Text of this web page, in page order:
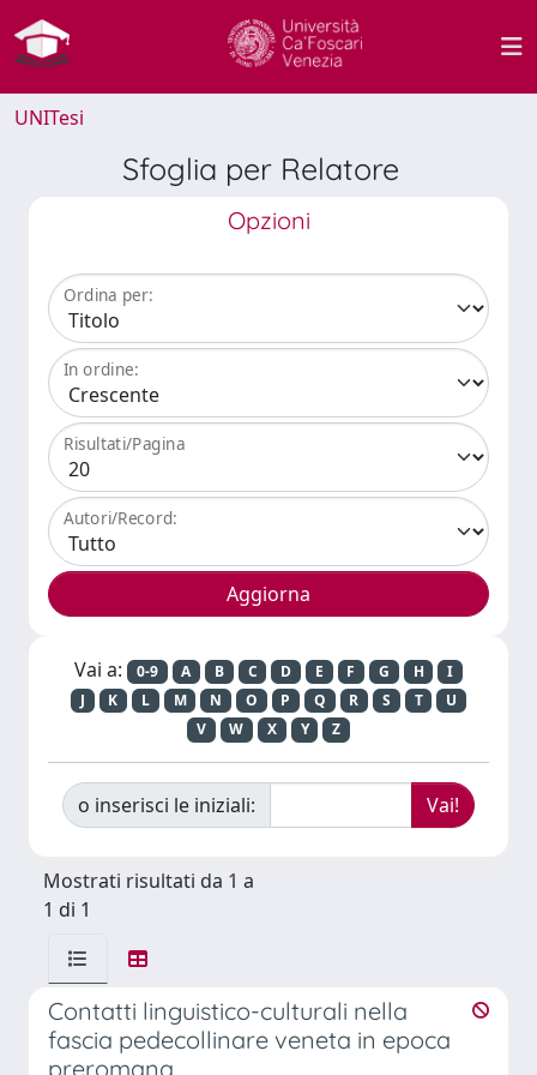
UNITesi
Sfoglia per Relatore
Opzioni
Ordina per:
In ordine:
Risultati/Pagina
Autori/Record:
Vai a: 0-9 A B C D E F G H
I
J
K L M N O P Q R S T
U
V
W X Y Z
o inserisci le iniziali:
Mostrati risultati da 1 a
1 di 1
Contatti linguistico-culturali nella
fascia pedecollinare veneta in epoca
preromana